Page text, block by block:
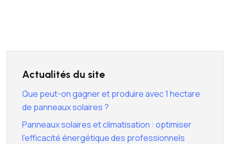
Actualités du site
Que peut-on gagner et produire avec 1 hectare
de panneaux solaires ?
Panneaux solaires et climatisation : optimiser
l’efficacité énergétique des professionnels